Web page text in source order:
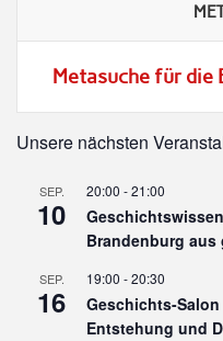
Metasuche für die
Unsere nächsten
SEP.
10
20:00 -21:00
Brandenburg
SEP.
16
19:00 -20:30
Geschichts-
Entstehung und